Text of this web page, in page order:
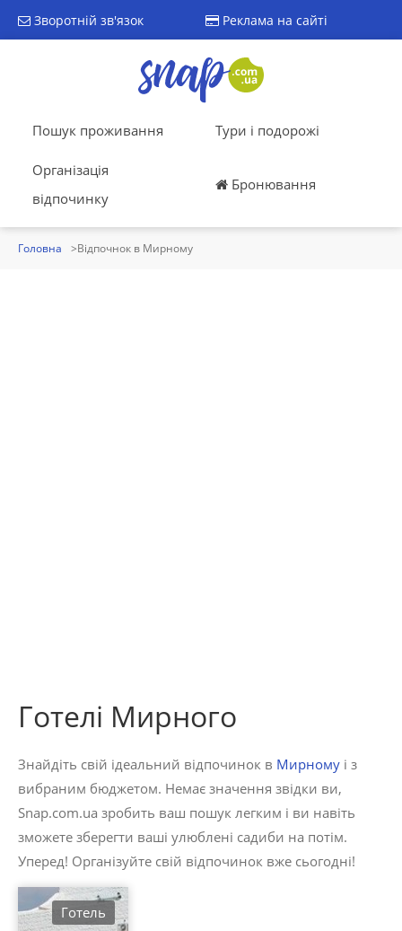
Зворотній зв'язок Реклама на сайті
Пошук проживання Тури і подорожі
Організація
відпочинку
Бронювання
Головна Відпочнок в Мирному
Готелі Мирного
Знайдіть свій ідеальний відпочинок в Мирному і з
вибраним бюджетом. Немає значення звідки ви,
Snap.com.ua зробить ваш пошук легким і ви навіть
зможете зберегти ваші улюблені садиби на потім.
Уперед! Організуйте свій відпочинок вже сьогодні!
Готель